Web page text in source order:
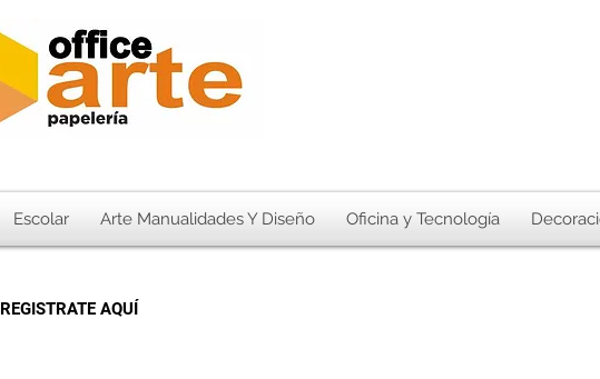
Escolar Arte Manualidades Y Diseño Oficina y Tecnología
REGISTRATE AQUÍ